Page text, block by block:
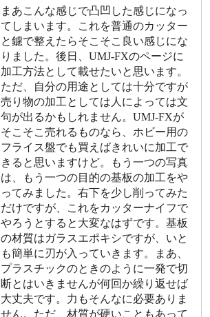
まあこんな感じで凸凹した感じになっ
てしまいます。これを普通のカッター
と鑢で整えたらそこそこ良い感じにな
りました。後日、UMJ-FXのページに
加工方法として載せたいと思います。
ただ、自分の用途としては十分ですが
売り物の加工としては人によっては文
句が出るかもしれません。UMJ-FXが
そこそこ売れるものなら、ホビー用の
フライス盤でも買えばきれいに加工で
きると思いますけど。もう一つの写真
は、もう一つの目的の基板の加工をや
ってみました。右下を少し削ってみた
だけですが、これをカッターナイフで
やろうとすると大変なはずです。基板
の材質はガラスエポキシですが、いと
も簡単に刃が入っていきます。まあ、
プラスチックのときのように一発で切
断とはいきませんが何回か繰り返せば
大丈夫です。力もそんなに必要ありま
せん。ただ、材質が硬いこともあって